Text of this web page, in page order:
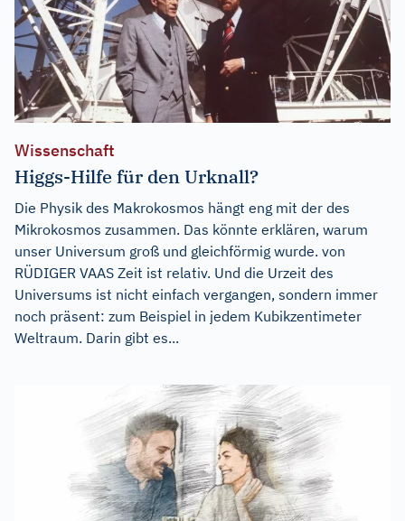
Wissenschaft
Higgs-Hilfe für den Urknall?
Die Physik des Makrokosmos hängt eng mit der des
Mikrokosmos zusammen. Das könnte erklären, warum
unser Universum groß und gleichförmig wurde. von
RÜDIGER VAAS Zeit ist relativ. Und die Urzeit des
Universums ist nicht einfach vergangen, sondern immer
noch präsent: zum Beispiel in jedem Kubikzentimeter
Weltraum. Darin gibt es...